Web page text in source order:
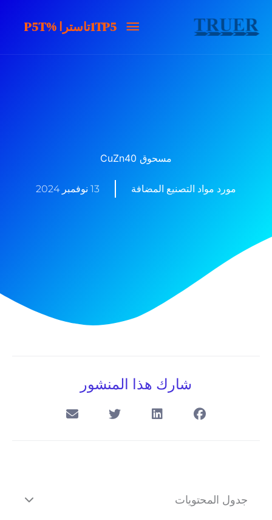
1TP5تاسترا1TP5تاسترا %P5T
مسحوق CuZn40
مورد مواد التصنيع المضافة 13 نوفمبر 2024
شارك هذا المنشور
جدول المحتويات